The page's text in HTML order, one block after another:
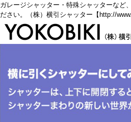
ガレージシャッター・特殊シャッターなど
ださい。（株）横引シャッター【http://